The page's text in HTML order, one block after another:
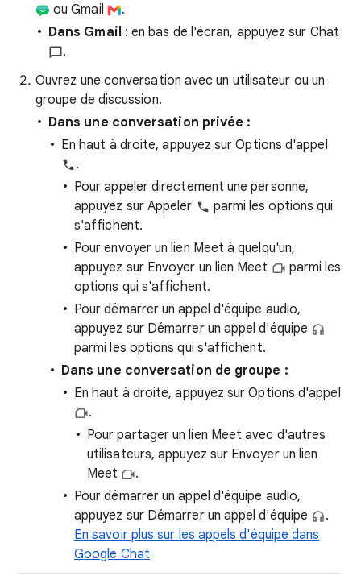
ou Gmail
.
Dans Gmail : en bas de l'écran, appuyez sur Chat
.
Ouvrez une conversation avec un utilisateur ou un
groupe de discussion.
Dans une conversation privée :
En haut à droite, appuyez sur Options d'appel
.
Pour appeler directement une personne,
appuyez sur Appeler
parmi les options qui
s'affichent.
Pour envoyer un lien Meet à quelqu'un,
appuyez sur Envoyer un lien Meet
parmi les
options qui s'affichent.
Pour démarrer un appel d'équipe audio,
appuyez sur Démarrer un appel d'équipe
parmi les options qui s'affichent.
Dans une conversation de groupe :
En haut à droite, appuyez sur Options d'appel
.
Pour partager un lien Meet avec d'autres
utilisateurs, appuyez sur Envoyer un lien
Meet
.
Pour démarrer un appel d'équipe audio,
appuyez sur Démarrer un appel d'équipe
.
En savoir plus sur les appels d'équipe dans
Google Chat